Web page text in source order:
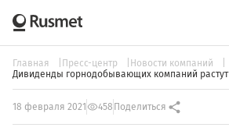
Главная Пресс-центр
Новости компаний
Дивиденды горнодобывающих компаний растут
18 февраля 2021 458 Поделиться